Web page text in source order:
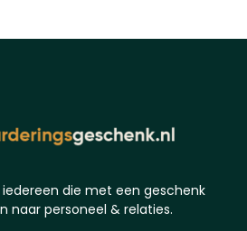
die met een geschenk
naar personeel & relaties.